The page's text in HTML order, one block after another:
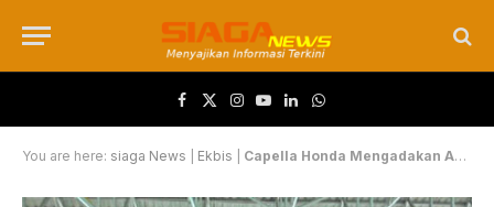
Facebook
X (Twitter)
Instagram
YouTube
LinkedInWhatsApp
You are here: siaga News Ekbis Capella Honda Mengadakan AHASS People Gathering 2015